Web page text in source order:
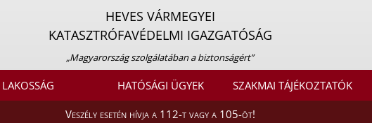
HEVES VÁRMEGYEI
KATASZTRÓFAVÉDELMI IGAZGATÓSÁG
„Magyarország szolgálatában a biztonságért”
LAKOSSÁG HATÓSÁGI ÜGYEK SZAKMAI TÁJÉKOZTATÓK
Veszély esetén hívja a 112-t vagy a 105-öt!